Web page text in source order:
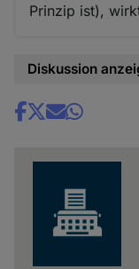
Prinzip ist),
Diskussion
Share